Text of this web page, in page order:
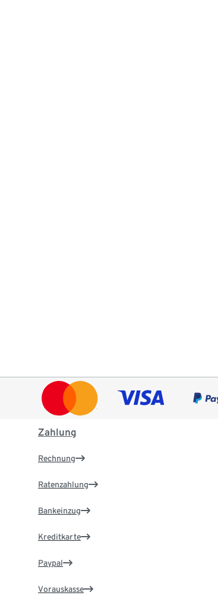
Zahlung
Rechnung
Ratenzahlung
Bankeinzug
Kreditkarte
Paypal
Vorauskasse